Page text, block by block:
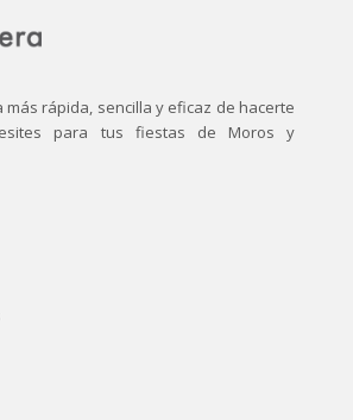
más rápida, sencilla y eficaz de hacerte
para tus fiestas de Moros y